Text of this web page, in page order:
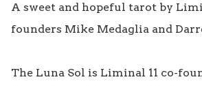
A sweet and hopeful tarot by
founders Mike Medaglia and
The Luna Sol is Liminal 11 co-